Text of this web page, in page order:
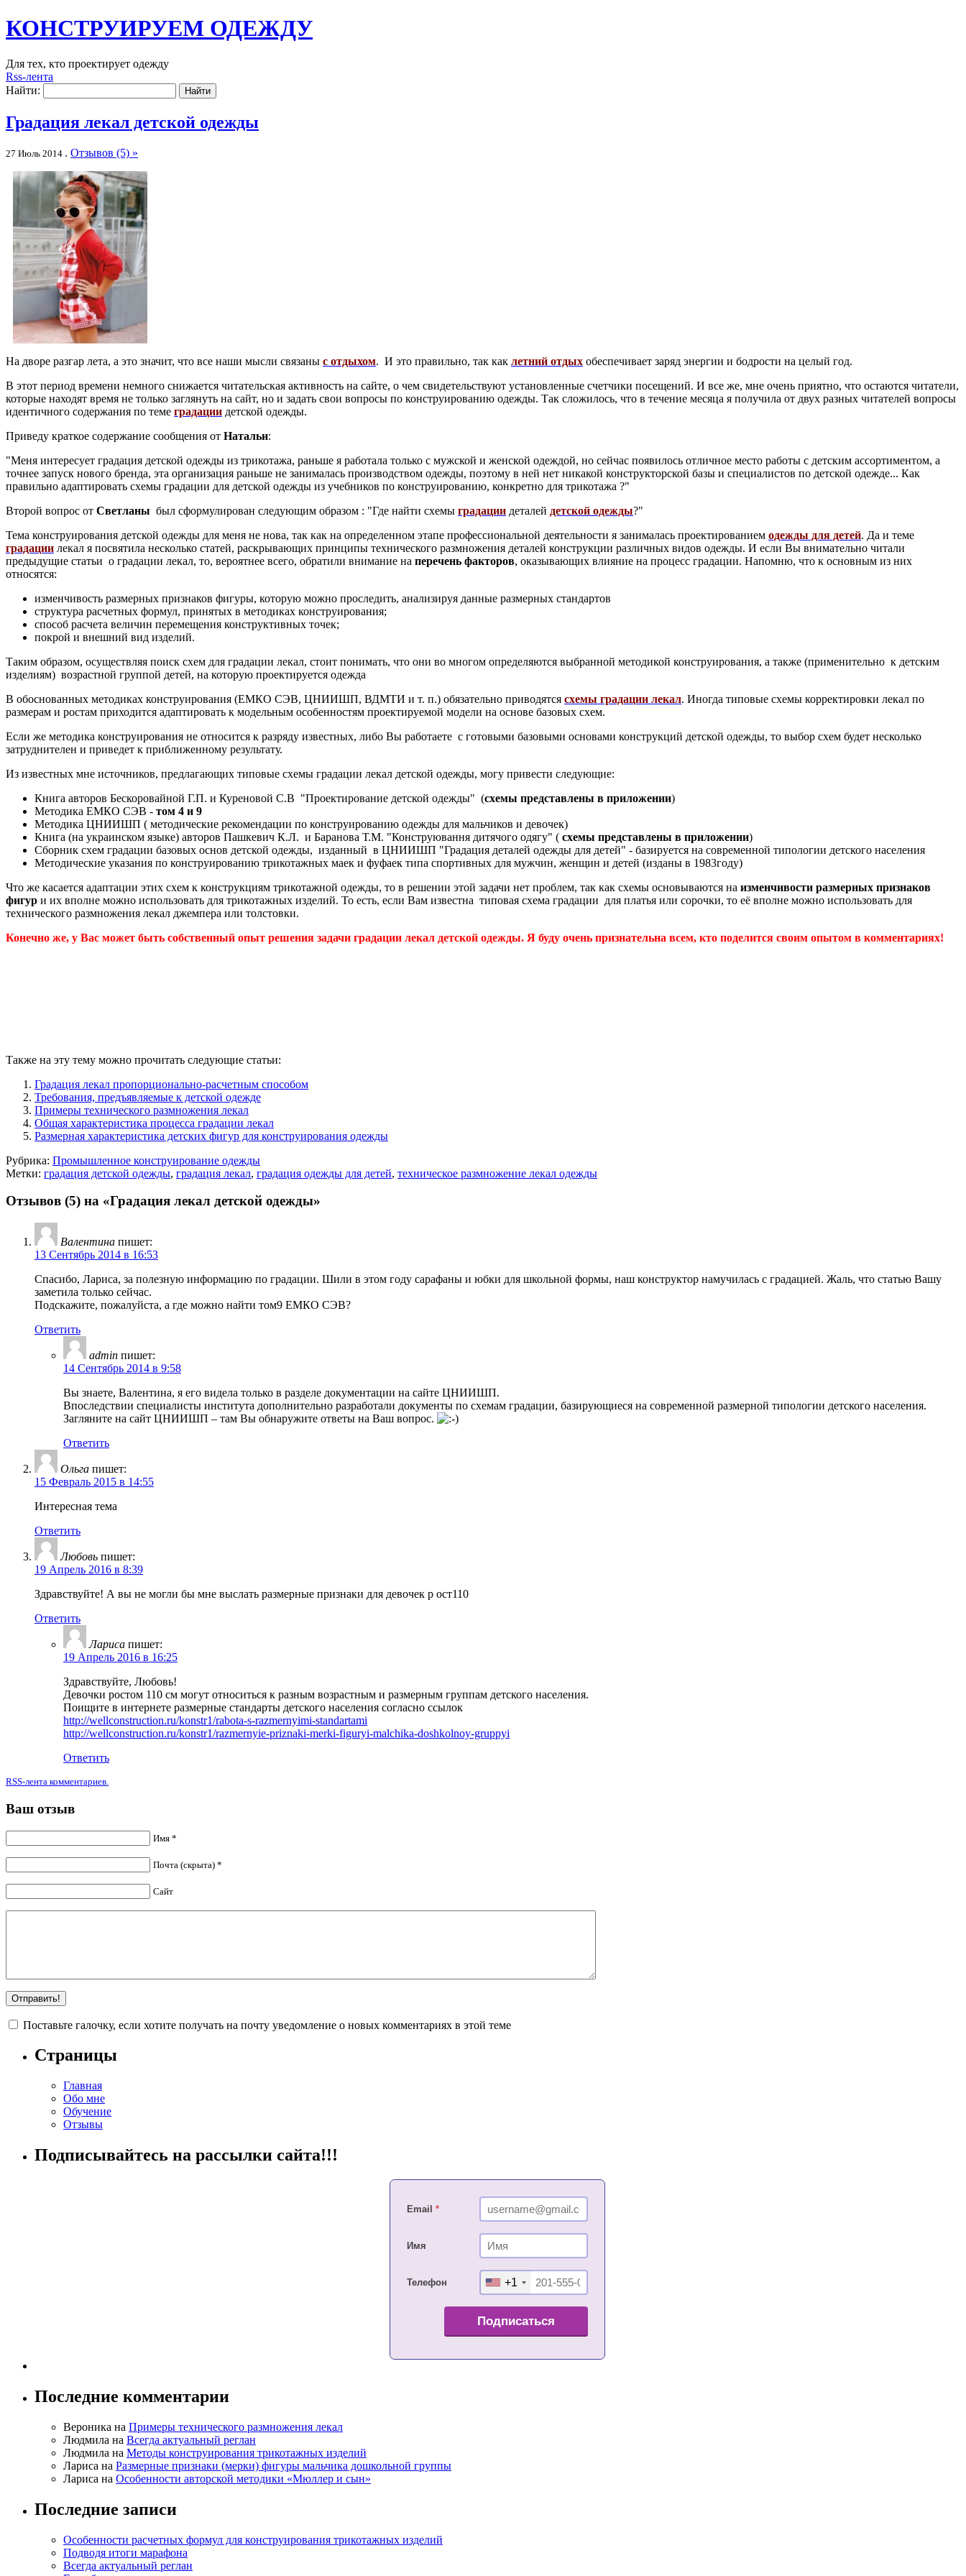
КОНСТРУИРУЕМ ОДЕЖДУ
Для тех, кто проектирует одежду
Rss-лента
Найти:
Градация лекал детской одежды
27 Июль 2014 . Отзывов (5) »
На дворе разгар лета, а это значит, что все наши мысли связаны с отдыхом. И это правильно, так как летний отдых обеспечивает заряд энергии и бодрости на целый год.
В этот период времени немного снижается читательская активность на сайте, о чем свидетельствуют установленные счетчики посещений. И все же, мне очень приятно, что остаются читатели,
которые находят время не только заглянуть на сайт, но и задать свои вопросы по конструированию одежды. Так сложилось, что в течение месяца я получила от двух разных читателей вопросы
идентичного содержания по теме градации детской одежды.
Приведу краткое содержание сообщения от Натальи:
"Меня интересует градация детской одежды из трикотажа, раньше я работала только с мужской и женской одеждой, но сейчас появилось отличное место работы с детским ассортиментом, а
точнее запуск нового бренда, эта организация раньше не занималась производством одежды, поэтому в ней нет никакой конструкторской базы и специалистов по детской одежде... Как
правильно адаптировать схемы градации для детской одежды из учебников по конструированию, конкретно для трикотажа ?"
Второй вопрос от Светланы был сформулирован следующим образом : "Где найти схемы градации деталей детской одежды?"
Тема конструирования детской одежды для меня не нова, так как на определенном этапе профессиональной деятельности я занималась проектированием одежды для детей. Да и теме
градации лекал я посвятила несколько статей, раскрывающих принципы технического размножения деталей конструкции различных видов одежды. И если Вы внимательно читали
предыдущие статьи о градации лекал, то, вероятнее всего, обратили внимание на перечень факторов, оказывающих влияние на процесс градации. Напомню, что к основным из них
относятся:
изменчивость размерных признаков фигуры, которую можно проследить, анализируя данные размерных стандартов
структура расчетных формул, принятых в методиках конструирования;
способ расчета величин перемещения конструктивных точек;
покрой и внешний вид изделий.
Таким образом, осуществляя поиск схем для градации лекал, стоит понимать, что они во многом определяются выбранной методикой конструирования, а также (применительно к детским
изделиям) возрастной группой детей, на которую проектируется одежда
В обоснованных методиках конструирования (ЕМКО СЭВ, ЦНИИШП, ВДМТИ и т. п.) обязательно приводятся схемы градации лекал. Иногда типовые схемы корректировки лекал по
размерам и ростам приходится адаптировать к модельным особенностям проектируемой модели на основе базовых схем.
Если же методика конструирования не относится к разряду известных, либо Вы работаете с готовыми базовыми основами конструкций детской одежды, то выбор схем будет несколько
затруднителен и приведет к приближенному результату.
Из известных мне источников, предлагающих типовые схемы градации лекал детской одежды, могу привести следующие:
Книга авторов Бескоровайной Г.П. и Куреновой С.В "Проектирование детской одежды" (схемы представлены в приложении)
Методика ЕМКО СЭВ - том 4 и 9
Методика ЦНИИШП ( методические рекомендации по конструированию одежды для мальчиков и девочек)
Книга (на украинском языке) авторов Пашкевич К.Л. и Баранова Т.М. "Конструювання дитячого одягу" ( схемы представлены в приложении)
Сборник схем градации базовых основ детской одежды, изданный в ЦНИИШП "Градация деталей одежды для детей" - базируется на современной типологии детского населения
Методические указания по конструированию трикотажных маек и фуфаек типа спортивных для мужчин, женщин и детей (изданы в 1983году)
Что же касается адаптации этих схем к конструкциям трикотажной одежды, то в решении этой задачи нет проблем, так как схемы основываются на изменчивости размерных признаков
фигур и их вполне можно использовать для трикотажных изделий. То есть, если Вам известна типовая схема градации для платья или сорочки, то её вполне можно использовать для
технического размножения лекал джемпера или толстовки.
Конечно же, у Вас может быть собственный опыт решения задачи градации лекал детской одежды. Я буду очень признательна всем, кто поделится своим опытом в комментариях!
Также на эту тему можно прочитать следующие статьи:
Градация лекал пропорционально-расчетным способом
Требования, предъявляемые к детской одежде
Примеры технического размножения лекал
Общая характеристика процесса градации лекал
Размерная характеристика детских фигур для конструирования одежды
Рубрика: Промышленное конструирование одежды
Метки: градация детской одежды, градация лекал, градация одежды для детей, техническое размножение лекал одежды
Отзывов (5) на «Градация лекал детской одежды»
Валентина пишет:
13 Сентябрь 2014 в 16:53
Спасибо, Лариса, за полезную информацию по градации. Шили в этом году сарафаны и юбки для школьной формы, наш конструктор намучилась с градацией. Жаль, что статью Вашу
заметила только сейчас.
Подскажите, пожалуйста, а где можно найти том9 ЕМКО СЭВ?
Ответить
admin пишет:
14 Сентябрь 2014 в 9:58
Вы знаете, Валентина, я его видела только в разделе документации на сайте ЦНИИШП.
Впоследствии специалисты института дополнительно разработали документы по схемам градации, базирующиеся на современной размерной типологии детского населения.
Загляните на сайт ЦНИИШП – там Вы обнаружите ответы на Ваш вопрос.
Ответить
Ольга пишет:
15 Февраль 2015 в 14:55
Интересная тема
Ответить
Любовь пишет:
19 Апрель 2016 в 8:39
Здравствуйте! А вы не могли бы мне выслать размерные признаки для девочек р ост110
Ответить
Лариса пишет:
19 Апрель 2016 в 16:25
Здравствуйте, Любовь!
Девочки ростом 110 см могут относиться к разным возрастным и размерным группам детского населения.
Поищите в интернете размерные стандарты детского населения согласно ссылок
http://wellconstruction.ru/konstr1/rabota-s-razmernyimi-standartami
http://wellconstruction.ru/konstr1/razmernyie-priznaki-merki-figuryi-malchika-doshkolnoy-gruppyi
Ответить
RSS-лента комментариев.
Ваш отзыв
Имя *
Почта (скрыта) *
Сайт
Поставьте галочку, если хотите получать на почту уведомление о новых комментариях в этой теме
Страницы
Главная
Обо мне
Обучение
Отзывы
Подписывайтесь на рассылки сайта!!!
Email *
Имя
Телефон +1
Подписаться
Последние комментарии
Вероника на Примеры технического размножения лекал
Людмила на Всегда актуальный реглан
Людмила на Методы конструирования трикотажных изделий
Лариса на Размерные признаки (мерки) фигуры мальчика дошкольной группы
Лариса на Особенности авторской методики «Мюллер и сын»
Последние записи
Особенности расчетных формул для конструирования трикотажных изделий
Подводя итоги марафона
Всегда актуальный реглан